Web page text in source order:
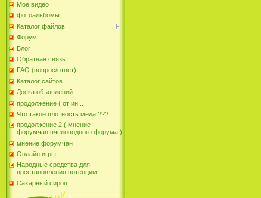
Моё видео
фотоальбомы
Каталог файлов
Форум
Блог
Обратная связь
FAQ (вопрос/ответ)
Каталог сайтов
Доска объявлений
продолжение ( от ин...
Что такое плотность мёда ???
продолжение 2 ( мнение
форумчан пчеловодного форума )
мнение форумчан
Онлайн игры
Народные средства для
врсстановления потенцим
Сахарный сироп